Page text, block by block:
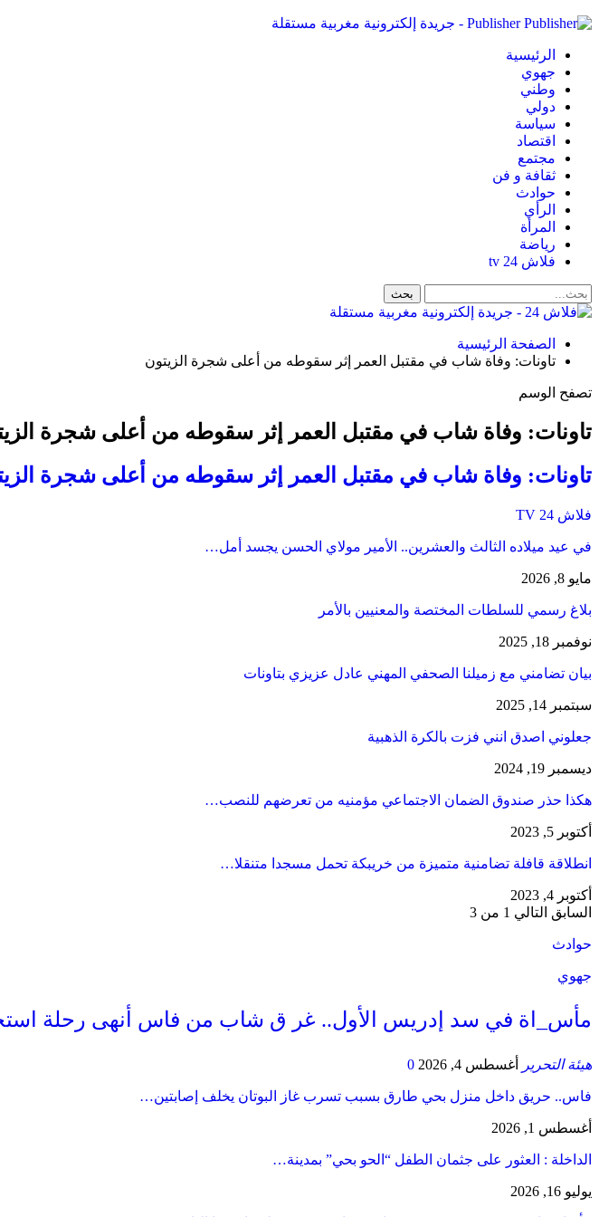
Publisher - جريدة إلكترونية مغربية مستقلة
الرئيسية
جهوي
وطني
دولي
سياسة
اقتصاد
مجتمع
ثقافة و فن
حوادث
الرأي
المرأة
رياضة
فلاش 24 tv
الصفحة الرئيسية
تاونات: وفاة شاب في مقتبل العمر إثر سقوطه من أعلى شجرة الزيتون
تصفح الوسم
تاونات: وفاة شاب في مقتبل العمر إثر سقوطه من أعلى شجرة
تاونات: وفاة شاب في مقتبل العمر إثر سقوطه من أعلى شجرة
فلاش 24 TV
في عيد ميلاده الثالث والعشرين.. الأمير مولاي الحسن يجسد أمل…
مايو 8, 2026
بلاغ رسمي للسلطات المختصة والمعنيين بالأمر
نوفمبر 18, 2025
بيان تضامني مع زميلنا الصحفي المهني عادل عزيزي بتاونات
سبتمبر 14, 2025
جعلوني اصدق انني فزت بالكرة الذهبية
ديسمبر 19, 2024
هكذا حذر صندوق الضمان الاجتماعي مؤمنيه من تعرضهم للنصب…
أكتوبر 5, 2023
انطلاقة قافلة تضامنية متميزة من خريبكة تحمل مسجدا متنقلا…
أكتوبر 4, 2023
السابق التالي 1 من 3
حوادث
جهوي
مأس_اة في سد إدريس الأول.. غر ق شاب من فاس أنهى رحلة
هيئة التحرير أغسطس 4, 2026 0
فاس.. حريق داخل منزل بحي طارق بسبب تسرب غاز البوتان يخلف إصابتين…
أغسطس 1, 2026
​الداخلة : العثور على جثمان الطفل “الحو بحي” بمدينة…
يوليو 16, 2026